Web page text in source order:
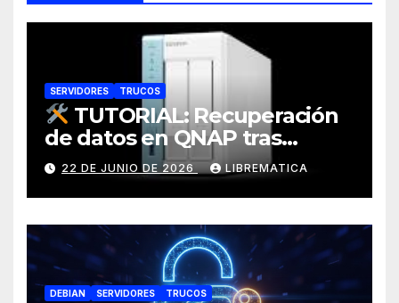
SERVIDORES TRUCOS
TUTORIAL: Recuperación
de datos en QNAP tras
corrupción de sistema
operativo (Error: Grupo de
almacenamiento no activo)
22 DE JUNIO DE 2026 LIBREMATICA
DEBIAN SERVIDORES TRUCOS